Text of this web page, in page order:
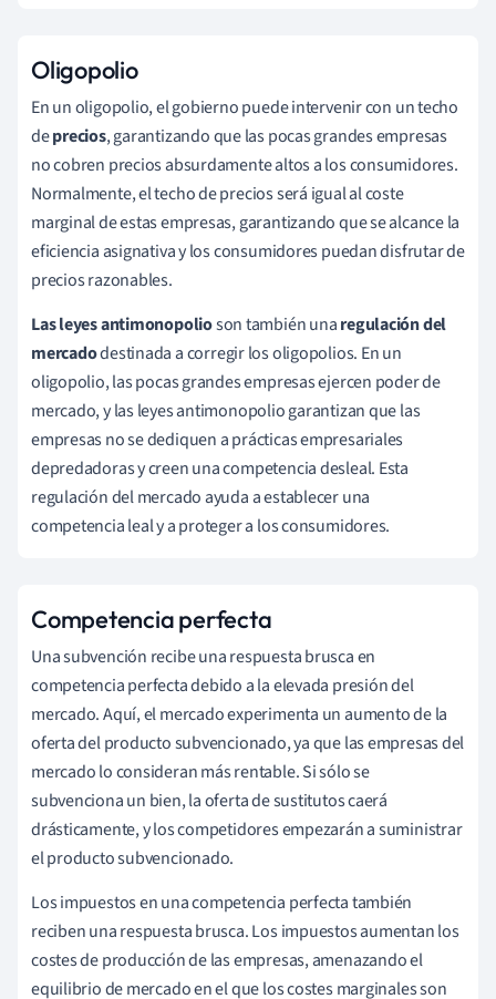
Oligopolio
En un oligopolio, el gobierno puede intervenir con un techo
deprecios, garantizando que las pocas grandes empresas
no cobren precios absurdamente altos a los consumidores.
Normalmente, el techo de precios será igual al coste
marginal de estas empresas, garantizando que se alcance la
eficiencia asignativa y los consumidores puedan disfrutar de
precios razonables.
Las leyes antimonopolioson también unaregulación del
mercadodestinada a corregir los oligopolios. En un
oligopolio, las pocas grandes empresas ejercen poder de
mercado, y las leyes antimonopolio garantizan que las
empresas no se dediquen a prácticas empresariales
depredadoras y creen una competencia desleal. Esta
regulación del mercado ayuda a establecer una
competencia leal y a proteger a los consumidores.
Competencia perfecta
Una subvención recibe una respuesta brusca en
competencia perfecta debido a la elevada presión del
mercado. Aquí, el mercado experimenta un aumento de la
oferta del producto subvencionado, ya que las empresas del
mercado lo consideran más rentable. Si sólo se
subvenciona un bien, la oferta de sustitutos caerá
drásticamente, y los competidores empezarán a suministrar
el producto subvencionado.
Los impuestos en una competencia perfecta también
reciben una respuesta brusca. Los impuestos aumentan los
costes de producción de las empresas, amenazando el
equilibrio de mercado en el que los costes marginales son